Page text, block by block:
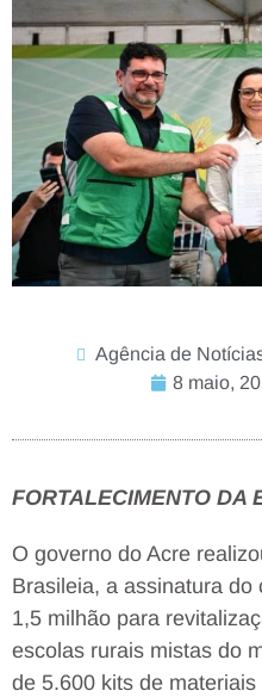
Agência de
8 maio,
FORTALECIMENTO DA
O governo do Acre
Brasileia, a assinatura
1,5 milhão para
escolas rurais mistas do
de 5.600 kits de